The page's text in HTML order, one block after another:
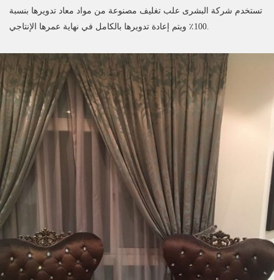
تستخدم شركة البشرى علب تغليف مصنوعة من مواد معاد تدويرها بنسبة